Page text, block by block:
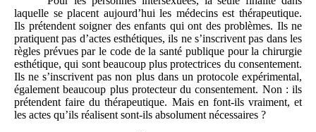
laquelle se placent aujourd’hui les médecins est thérapeutique.
Ils prétendent soigner des enfants qui ont des problèmes. Ils ne
pratiquent pas d’actes esthétiques, ils ne s’inscrivent pas dans les
règles prévues par le code de la santé publique pour la chirurgie
esthétique, qui sont beaucoup plus protectrices du consentement.
Ils ne s’inscrivent pas non plus dans un protocole expérimental,
également beaucoup plus protecteur du consentement. Non : ils
prétendent faire du thérapeutique. Mais en font-ils vraiment, et
les actes qu’ils réalisent sont-ils absolument nécessaires ?